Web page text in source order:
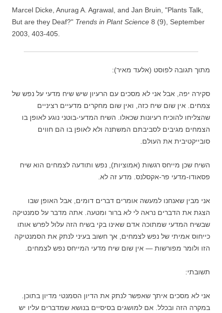
Marcel Dicke, Anurag A. Agrawal, and Jan Bruin, "Plants Talk,
But are they Deaf?" Trends in Plant Science 8 (9), September
2003, 403-405.
מתוך תגובה לפוסט (אלעד מאיר):
סקירה יפה, אבל אני לא מסכים עם הרעיון שיש שיח מדעי על נפש של
צמחים. אין שום שיח כזה, ואין שום מחקרים מדעיים רציניים
שהצליחו להוכיח רעיונות שכאלו. השיח המדעי-בוטני נוגע לאופן בו
הצמחים מגיבים לסביבתם המשתנה ולא לאופן בו הם חווים
סובייקטיבית את העולם.
השיח שכן מייחס רגשות (אמוציות), נפש ותודעה לצמחים הוא שיח
פסאודו-מדעי פר-אקסלנס. מדע זה לא.
אני מבין שאנחנו למעשה אומרים דברים דומים, אבל האופן שבו
הצגת את הדברים נראה לי לא ברור ומטעה. אתה מדבר על סמנטיקה
שבשיח המדעי שמתוכה אדם שאינו בקי בשיח הזה עלול לפרש אותו
כייחוס אמיתי של נפש לצמחים, אך חשוב בעיני לנתק את הסמנטיקה
הזו ולומר מפורשות — אין שום שיח מדעי המייחס נפש לצמחים.
תשובתי:
אני לא מסכים איתך שאפשר לנתק את הדיון הסמנטי מדיון בתוכן.
במקרה הזה ובכלל. אם למושגים בסיסיים בנושא שמדברים עליו יש